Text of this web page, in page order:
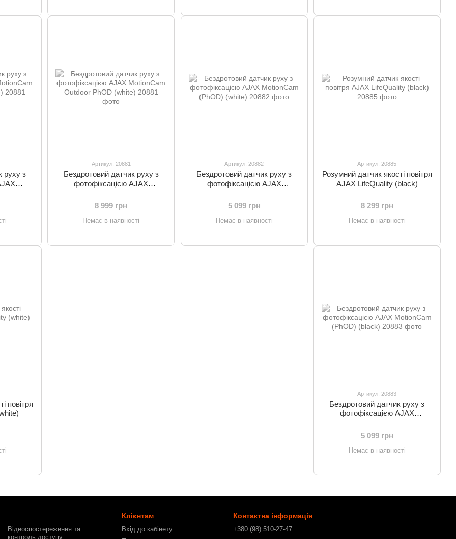
руху з
Артикул: 20881
Бездротовий датчик руху з
фотофіксацією AJAX
(white)
8 999 грн
Немає в наявності
Артикул: 20882
Бездротовий датчик руху з
фотофіксацією AJAX
5 099 грн
Немає в наявності
Артикул: 20885
Розумний датчик якості повітря
AJAX LifeQuality (black)
8 299 грн
Немає в наявності
повітря
Артикул: 20883
Бездротовий датчик руху з
фотофіксацією AJAX
5 099 грн
Немає в наявності
Відеоспостереження та
контроль доступу
Клієнтам
Вхід до кабінету
Контактна інформація
+380 (98) 510-27-47